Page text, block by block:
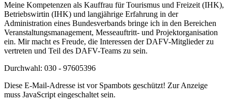
Meine Kompetenzen als Kauffrau für Tourismus und Freizeit (IHK),
Betriebswirtin (IHK) und langjährige Erfahrung in der
Administration eines Bundesverbands bringe ich in den Bereichen
Veranstaltungsmanagement, Messeauftritt- und Projektorganisation
ein. Mir macht es Freude, die Interessen der DAFV-Mitglieder zu
vertreten und Teil des DAFV-Teams zu sein.
Durchwahl: 030 - 97605396
Diese E-Mail-Adresse ist vor Spambots geschützt! Zur Anzeige
muss JavaScript eingeschaltet sein.